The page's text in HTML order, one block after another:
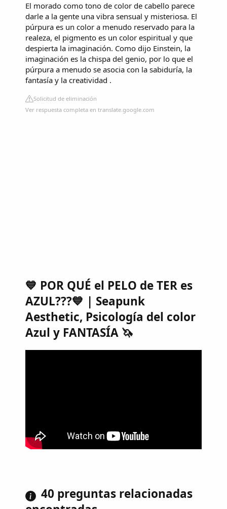
El morado como tono de color de cabello parece
darle a la gente una vibra sensual y misteriosa. El
púrpura es un color a menudo reservado para la
realeza, el pigmento es un color espiritual y que
despierta la imaginación. Como dijo Einstein, la
imaginación es la chispa del genio, por lo que el
púrpura a menudo se asocia con la sabiduría, la
fantasía y la creatividad .
Solicitud de eliminación
Ver respuesta completa en translate.google.com
💙 POR QUÉ el PELO de TER es
AZUL???💙 | Seapunk
Aesthetic, Psicología del color
Azul y FANTASÍA 🦄
40 preguntas relacionadas